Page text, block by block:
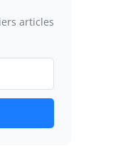
articles